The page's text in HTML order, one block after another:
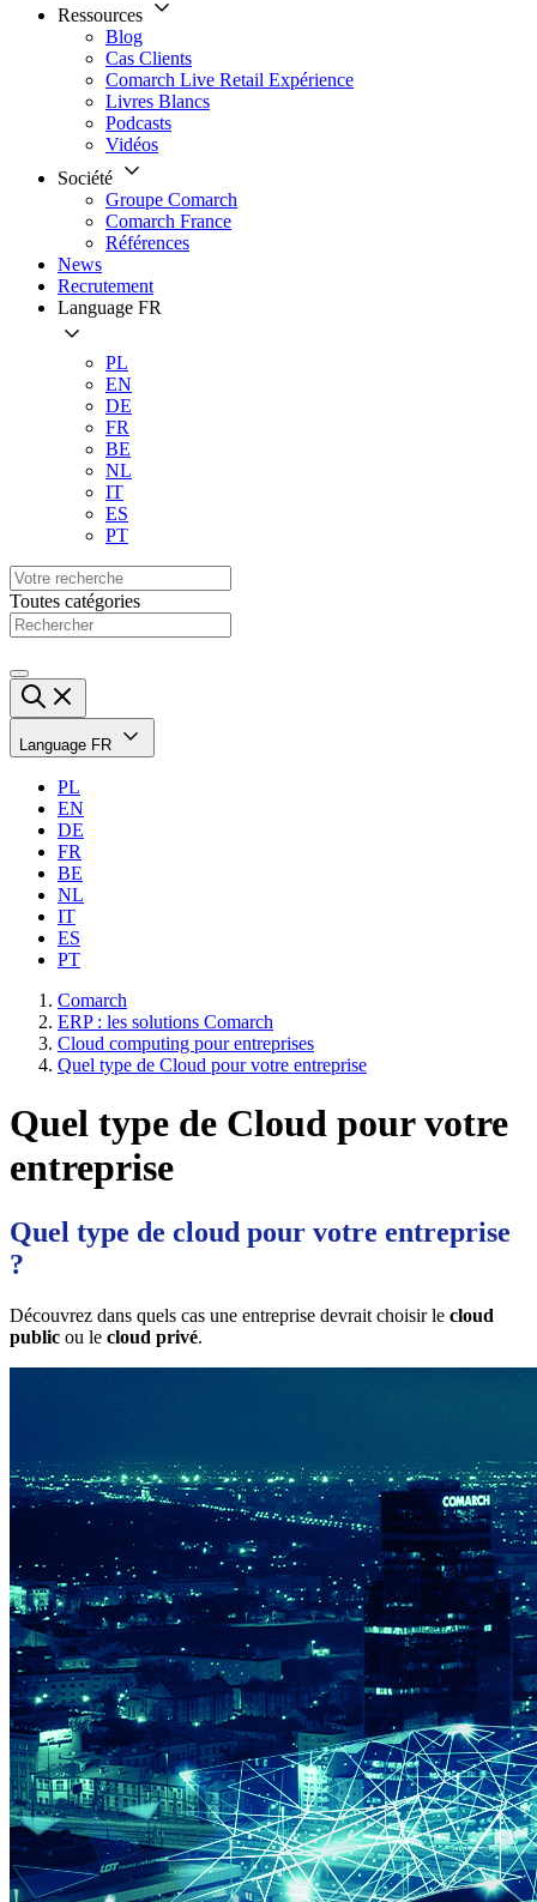
Ressources
Blog
Cas Clients
Comarch Live Retail Expérience
Livres Blancs
Podcasts
Vidéos
Société
Groupe Comarch
Comarch France
Références
News
Recrutement
Language FR
PL
EN
DE
FR
BE
NL
IT
ES
PT
Toutes catégories
Language FR
PL
EN
DE
FR
BE
NL
IT
ES
PT
Comarch
ERP : les solutions Comarch
Cloud computing pour entreprises
Quel type de Cloud pour votre entreprise
Quel type de Cloud pour votre
entreprise
Quel type de cloud pour votre entreprise
?
Découvrez dans quels cas une entreprise devrait choisir le cloud
public ou le cloud privé.